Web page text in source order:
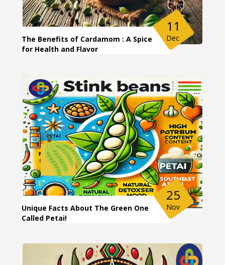
The Benefits of Cardamom : A Spice
for Health and Flavor
11
Dec
Unique Facts About The Green One
Called Petai!
25
Nov